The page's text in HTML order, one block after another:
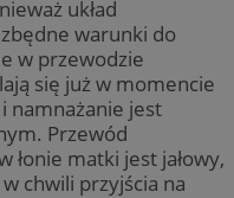
układ
warunki do
w przewodzie
się już w momencie
namnażanie jest
Przewód
łonie matki jest jałowy,
chwili przyjścia na